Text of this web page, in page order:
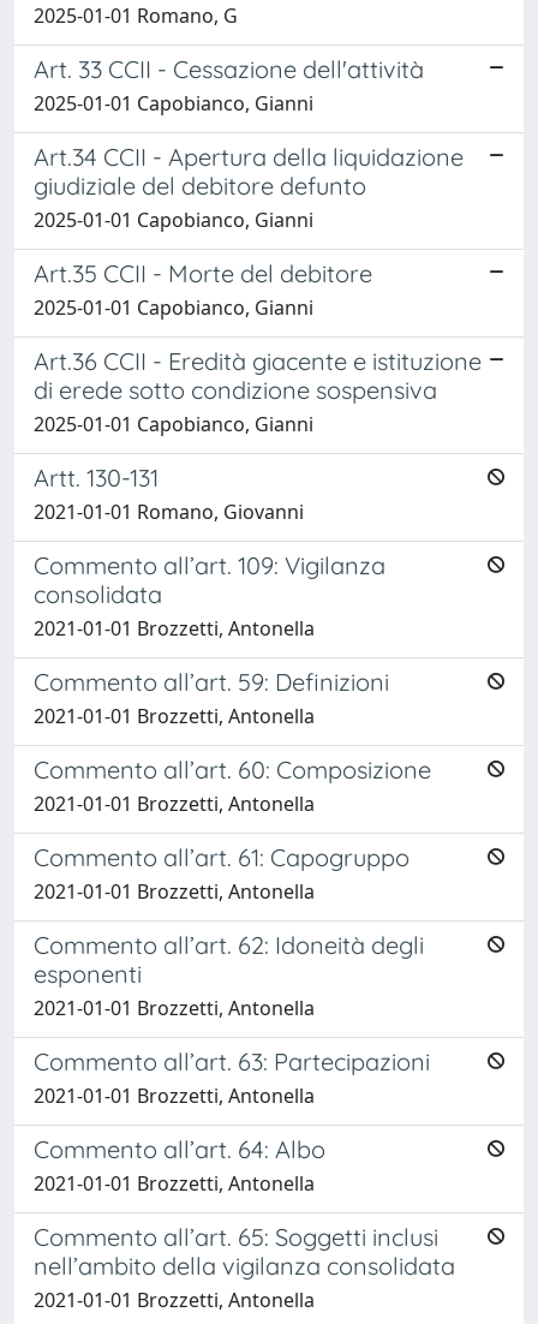
2025-01-01 Romano, G
Art. 33 CCII - Cessazione dell'attività
2025-01-01 Capobianco, Gianni
Art.34 CCII - Apertura della liquidazione
giudiziale del debitore defunto
2025-01-01 Capobianco, Gianni
Art.35 CCII - Morte del debitore
2025-01-01 Capobianco, Gianni
Art.36 CCII - Eredità giacente e istituzione
di erede sotto condizione sospensiva
2025-01-01 Capobianco, Gianni
Artt. 130-131
2021-01-01 Romano, Giovanni
Commento all’art. 109: Vigilanza
consolidata
2021-01-01 Brozzetti, Antonella
Commento all’art. 59: Definizioni
2021-01-01 Brozzetti, Antonella
Commento all’art. 60: Composizione
2021-01-01 Brozzetti, Antonella
Commento all’art. 61: Capogruppo
2021-01-01 Brozzetti, Antonella
Commento all’art. 62: Idoneità degli
esponenti
2021-01-01 Brozzetti, Antonella
Commento all’art. 63: Partecipazioni
2021-01-01 Brozzetti, Antonella
Commento all’art. 64: Albo
2021-01-01 Brozzetti, Antonella
Commento all’art. 65: Soggetti inclusi
nell’ambito della vigilanza consolidata
2021-01-01 Brozzetti, Antonella